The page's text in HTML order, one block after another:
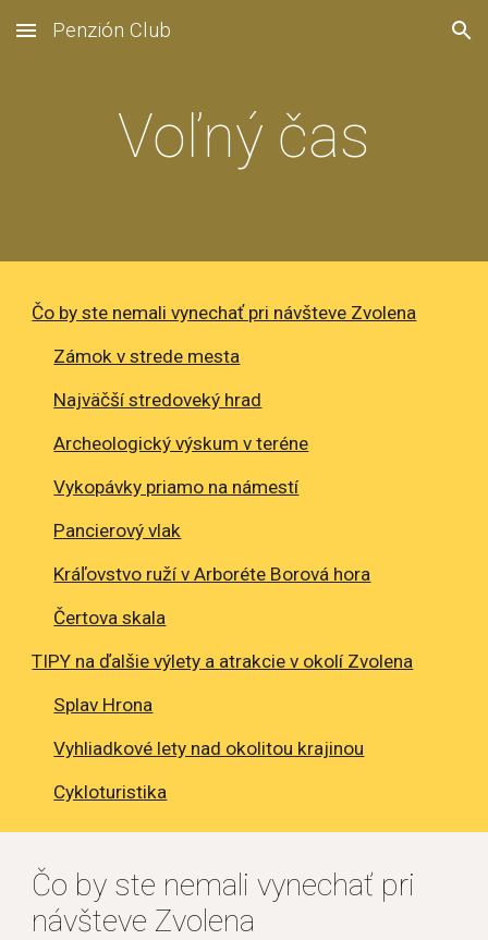
Skip to main content Skip to navigation
Penzión Club
Voľný čas
Čo by ste nemali vynechať pri návšteve Zvolena
Zámok v strede mesta
Najväčší stredoveký hrad
Archeologický výskum v teréne
Vykopávky priamo na námestí
Pancierový vlak
Kráľovstvo ruží v Arboréte Borová hora
Čertova skala
TIPY na ďalšie výlety a atrakcie v okolí Zvolena
Splav Hrona
Vyhliadkové lety nad okolitou krajinou
Cykloturistika
Čo by ste nemali vynechať pri
návšteve Zvolena